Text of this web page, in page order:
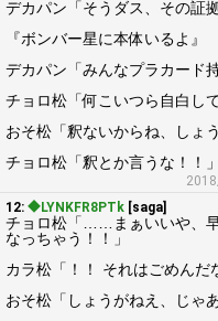
デカパン「そうダス、その証
『ボンバー星に本体いるよ』
デカパン「みんなプラカード
チョロ松「何こいつら自白し
おそ松「釈ないからね、しょ
チョロ松「釈とか言うな！！」
12: ◆LYNKFR8PTk [saga]
チョロ松「……まぁいいや、
なっちゃう！！」
カラ松「！！ それはごめん
おそ松「しょうがねえ、じゃ